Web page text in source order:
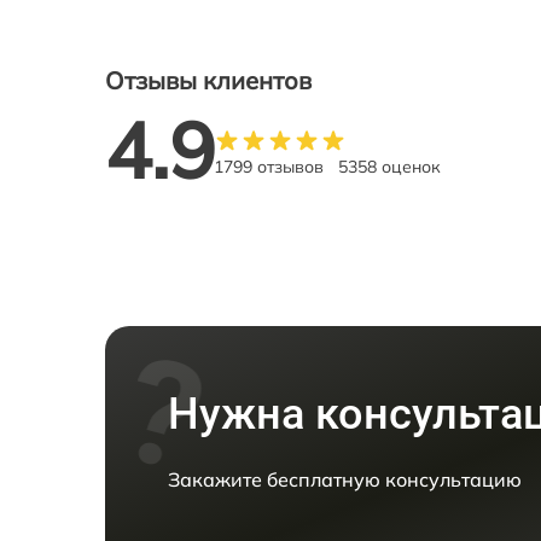
Отзывы клиентов
4.91799 отзывов 5358 оценок
Нужна
Закажите бесплатную консультацию